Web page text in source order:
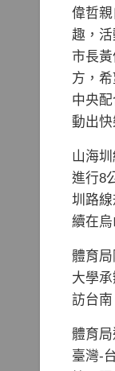
偉哲
趣，
市長
方，
中央
動出快
山海
進行8
圳路
續在
體育
大學
訪台南
體育
臺灣-